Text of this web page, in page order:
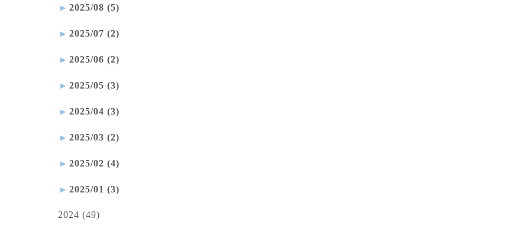
2025/08 (5)
2025/07 (2)
2025/06 (2)
2025/05 (3)
2025/04 (3)
2025/03 (2)
2025/02 (4)
2025/01 (3)
2024 (49)